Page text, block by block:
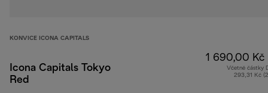
KONVICE ICONA CAPITALS
Icona Capitals Tokyo
Red
1 690,00 Kč
Včetně částky
293,31 Kč